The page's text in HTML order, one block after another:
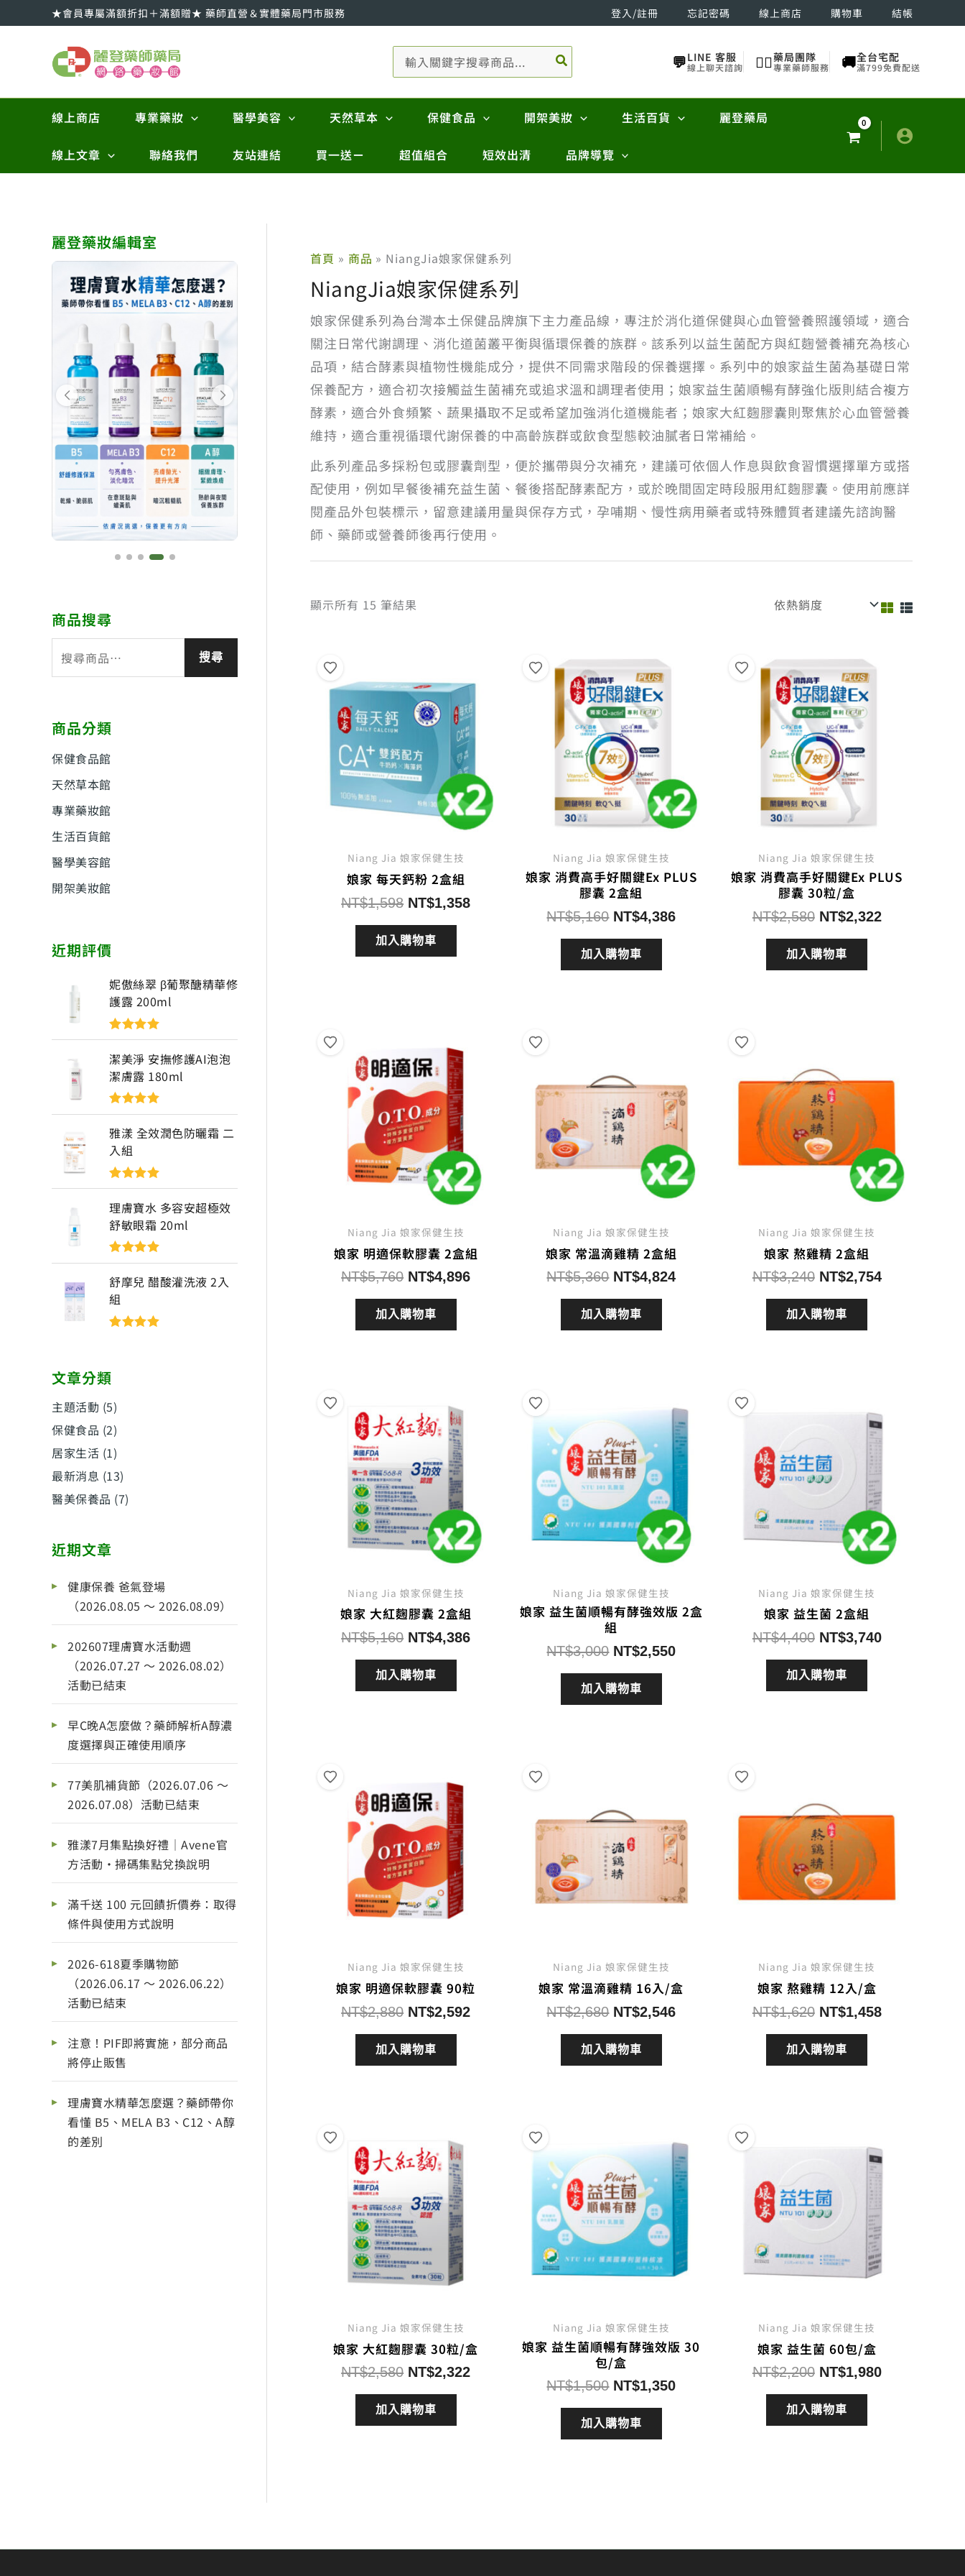
至
★會員專屬滿額折扣＋滿額贈★ 藥師直營＆實體藥局門市服務 登入/註冊 忘記密碼 線上商店 購物車 結帳
尋：
💬LINE 客服
線上聊天諮詢 👨‍⚕️藥局團隊
專業藥師服務 🚚全台宅配
滿799免費配送
線上商店 專業藥妝 醫學美容 天然草本 保健食品 開架美妝 生活百貨 麗登藥局
線上文章 聯絡我們 友站連結 買一送ㄧ 超值組合 短效出清 品牌導覽
麗登藥妝編輯室
商品搜尋
尋
字
搜尋
商品分類
保健食品館
天然草本館
專業藥妝館
生活百貨館
醫學美容館
開架美妝館
近期評價
妮傲絲翠 β葡聚醣精華修
護露 200ml
評分5滿分
5
潔美淨 安撫修護AI泡泡
潔膚露 180ml
評分5滿分
5
雅漾 全效潤色防曬霜 二
入組
評分5滿分
5
理膚寶水 多容安超極效
舒敏眼霜 20ml
評分5滿分
5
舒摩兒 醋酸灌洗液 2入
組
文章分類
主題活動 (5)
保健食品 (2)
居家生活 (1)
最新消息 (13)
醫美保養品 (7)
近期文章
健康保養 爸氣登場
（2026.08.05 ～ 2026.08.09）
202607理膚寶水活動週
（2026.07.27 ～ 2026.08.02）
活動已結束
早C晚A怎麼做？藥師解析A醇濃
度選擇與正確使用順序
77美肌補貨節（2026.07.06 ～
2026.07.08）活動已結束
雅漾7月集點換好禮｜Avene官
方活動・掃碼集點兌換說明
滿千送 100 元回饋折價券：取得
條件與使用方式說明
2026-618夏季購物節
（2026.06.17 ～ 2026.06.22）
活動已結束
注意！PIF即將實施，部分商品
將停止販售
理膚寶水精華怎麼選？藥師帶你
看懂 B5、MELA B3、C12、A醇
的差別
首頁 商品 NiangJia娘家保健系列
NiangJia娘家保健系列
娘家保健系列為台灣本土保健品牌旗下主力產品線，專注於消化道保健與心血管營養照護領域，適合
關注日常代謝調理、消化道菌叢平衡與循環保養的族群。該系列以益生菌配方與紅麴營養補充為核心
品項，結合酵素與植物性機能成分，提供不同需求階段的保養選擇。系列中的娘家益生菌為基礎日常
保養配方，適合初次接觸益生菌補充或追求溫和調理者使用；娘家益生菌順暢有酵強化版則結合複方
酵素，適合外食頻繁、蔬果攝取不足或希望加強消化道機能者；娘家大紅麴膠囊則聚焦於心血管營養
維持，適合重視循環代謝保養的中高齡族群或飲食型態較油膩者日常補給。
此系列產品多採粉包或膠囊劑型，便於攜帶與分次補充，建議可依個人作息與飲食習慣選擇單方或搭
配使用，例如早餐後補充益生菌、餐後搭配酵素配方，或於晚間固定時段服用紅麴膠囊。使用前應詳
閱產品外包裝標示，留意建議用量與保存方式，孕哺期、慢性病用藥者或特殊體質者建議先諮詢醫
師、藥師或營養師後再行使用。
顯示所有 15 筆結果
Niang Jia 娘家保健生技
娘家 每天鈣粉 2盒組
NT$1,598 原
價
格：
NT$1,358目
加入購物車
Niang Jia 娘家保健生技
娘家 消費高手好關鍵Ex PLUS
膠囊 2盒組
NT$5,160 原
價
格：
NT$4,386目
加入購物車
Niang Jia 娘家保健生技
娘家 消費高手好關鍵Ex PLUS
膠囊 30粒/盒
NT$2,580 原
價
格：
NT$2,322目
加入購物車
Niang Jia 娘家保健生技
娘家 明適保軟膠囊 2盒組
NT$5,760 原
價
格：
NT$4,896目
加入購物車
Niang Jia 娘家保健生技
娘家 常溫滴雞精 2盒組
NT$5,360 原
價
格：
NT$4,824目
加入購物車
Niang Jia 娘家保健生技
娘家 熬雞精 2盒組
NT$3,240 原
價
格：
NT$2,754目
加入購物車
Niang Jia 娘家保健生技
娘家 大紅麴膠囊 2盒組
NT$5,160 原
價
格：
NT$4,386目
加入購物車
Niang Jia 娘家保健生技
娘家 益生菌順暢有酵強效版 2盒
組
NT$3,000 原
價
格：
NT$2,550目
加入購物車
Niang Jia 娘家保健生技
娘家 益生菌 2盒組
NT$4,400 原
價
格：
NT$3,740目
加入購物車
Niang Jia 娘家保健生技
娘家 明適保軟膠囊 90粒
NT$2,880 原
價
格：
NT$2,592
加入購物車
Niang Jia 娘家保健生技
娘家 常溫滴雞精 16入/盒
NT$2,680 原
價
格：
NT$2,546目
加入購物車
Niang Jia 娘家保健生技
娘家 熬雞精 12入/盒
NT$1,620 原
價
格：
NT$1,458目
加入購物車
Niang Jia 娘家保健生技
娘家 大紅麴膠囊 30粒/盒
NT$2,580 原
價
格：
NT$2,322
加入購物車
Niang Jia 娘家保健生技
娘家 益生菌順暢有酵強效版 30
包/盒
NT$1,500 原
價
格：
NT$1,350目
加入購物車
Niang Jia 娘家保健生技
娘家 益生菌 60包/盒
NT$2,200 原
價
格：
NT$1,980目
加入購物車